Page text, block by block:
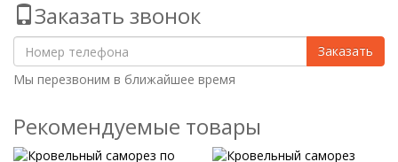
Заказать звонок
Заказать
Мы перезвоним в ближайшее время
Рекомендуемые товары